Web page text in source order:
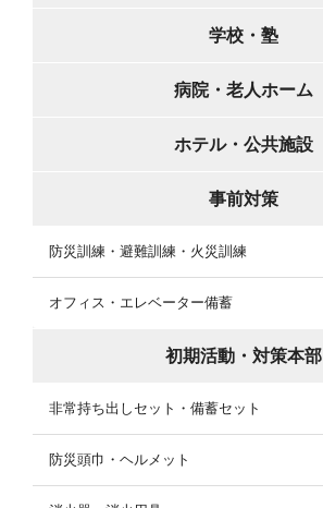
学校・塾
病院・老人ホーム
ホテル・公共施設
事前対策
防災訓練・避難訓練・火災訓練
オフィス・エレベーター備蓄
初期活動・対策本部
非常持ち出しセット・備蓄セット
防災頭巾・ヘルメット